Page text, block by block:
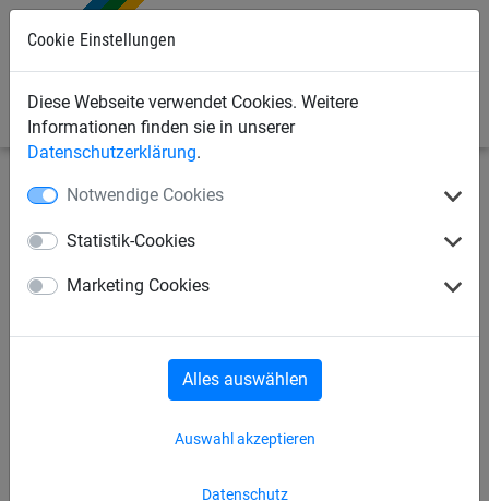
Cookie Einstellungen
Diese Webseite verwendet Cookies. Weitere
Informationen finden sie in unserer
Datenschutzerklärung.
Notwendige Cookies
Statistik-Cookies
Marketing Cookies
Datenschutz
Auswahl akzeptieren
Alles auswählen
Industrienetze
Verschiedene luftdurchlässige Planen
Plane aus Polyethylen, ca. 75
g/m²